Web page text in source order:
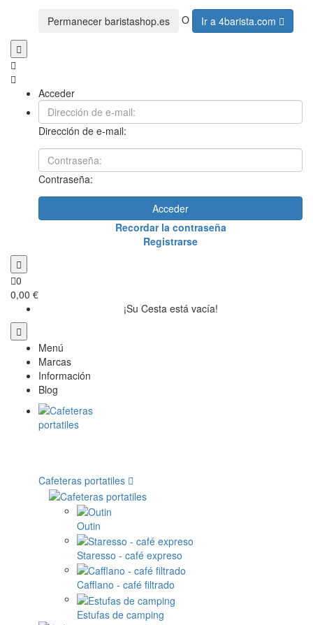
Permanecer baristashop.es O Ir a 4barista.com
Acceder
Dirección de e-mail:
Contraseña:
Acceder
Recordar la contraseña
Registrarse
0
0,00 €
¡Su Cesta está vacía!
Menú
Marcas
Información
Blog
Cafeteras portatiles
Outin
Staresso - café expreso
Cafflano - café filtrado
Estufas de camping